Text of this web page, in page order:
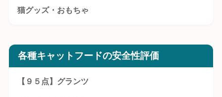
猫グッズ・おもちゃ
各種キャットフードの安全性評価
【９５点】グランツ